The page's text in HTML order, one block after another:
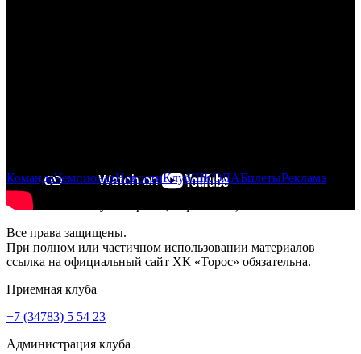
КомандаЧемпионатНовостиКлубШКОЛАБилетыРеклама
© Хоккейный клуб «Торос» (Нефтекамск)
Все права защищены.
При полном или частичном использовании материалов
ссылка на официальный сайт ХК «Торос» обязательна.
Приемная клуба
+7 (34783) 5 54 23
Администрация клуба